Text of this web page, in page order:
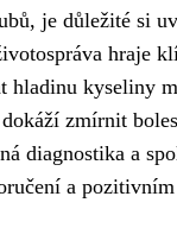
je důležité si
hraje
hladinu kyseliny
zmírnit
diagnostika a
a